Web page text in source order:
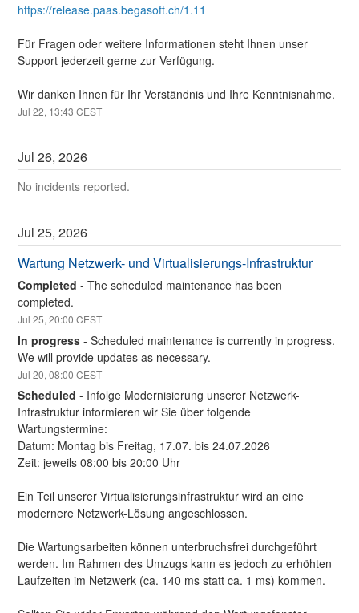
https://release.paas.begasoft.ch/1.11
Für Fragen oder weitere Informationen steht Ihnen unser
Support jederzeit gerne zur Verfügung.
Wir danken Ihnen für Ihr Verständnis und Ihre Kenntnisnahme.
Jul22, 13:43 CEST
Jul26,2026
No incidents reported.
Jul25,2026
Wartung Netzwerk- und Virtualisierungs-Infrastruktur
Completed -The scheduled maintenance has been
completed.
Jul25,20:00 CEST
In progress -Scheduled maintenance is currently in progress.
We will provide updates as necessary.
Jul20,08:00 CEST
Scheduled - Infolge Modernisierung unserer Netzwerk-
Infrastruktur informieren wir Sie über folgende
Wartungstermine:
Datum: Montag bis Freitag, 17.07. bis 24.07.2026
Zeit: jeweils 08:00 bis 20:00 Uhr
Ein Teil unserer Virtualisierungsinfrastruktur wird an eine
modernere Netzwerk-Lösung angeschlossen.
Die Wartungsarbeiten können unterbruchsfrei durchgeführt
werden. Im Rahmen des Umzugs kann es jedoch zu erhöhten
Laufzeiten im Netzwerk (ca. 140 ms statt ca. 1 ms) kommen.